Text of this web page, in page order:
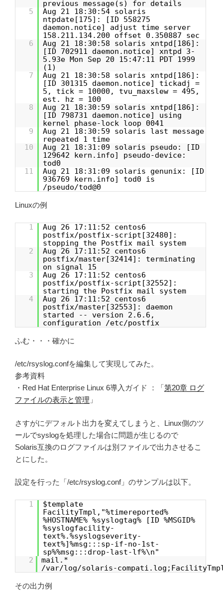
previous message(s) for details
5
Aug 21 18:30:54 solaris
ntpdate[175]: [ID 558275
daemon.notice] adjust time server
158.211.134.200 offset 0.350887 sec
6
Aug 21 18:30:58 solaris xntpd[186]:
[ID 702911 daemon.notice] xntpd 3-
5.93e Mon Sep 20 15:47:11 PDT 1999
(1)
7
Aug 21 18:30:58 solaris xntpd[186]:
[ID 301315 daemon.notice] tickadj =
5, tick = 10000, tvu_maxslew = 495,
est. hz = 100
8
Aug 21 18:30:59 solaris xntpd[186]:
[ID 798731 daemon.notice] using
kernel phase-lock loop 0041
9
Aug 21 18:30:59 solaris last message
repeated 1 time
10
Aug 21 18:31:09 solaris pseudo: [ID
129642 kern.info] pseudo-device:
tod0
11
Aug 21 18:31:09 solaris genunix: [ID
936769 kern.info] tod0 is
/pseudo/tod@0
Linuxの例
1
Aug 26 17:11:52 centos6
postfix/postfix-script[32480]:
stopping the Postfix mail system
2
Aug 26 17:11:52 centos6
postfix/master[32414]: terminating
on signal 15
3
Aug 26 17:11:52 centos6
postfix/postfix-script[32552]:
starting the Postfix mail system
4
Aug 26 17:11:52 centos6
postfix/master[32553]: daemon
started -- version 2.6.6,
configuration /etc/postfix
ふむ・・・確かに
/etc/rsyslog.confを編集して実現してみた。
参考資料
・Red Hat Enterprise Linux 6導入ガイド ：「第20章 ログ
ファイルの表示と管理 」
さすがにデフォルト出力を変えてしまうと、Linux側のツ
ールでsyslogを処理した場合に問題が生じるので
Solaris互換のログファイルは別ファイルで出力させるこ
とにした。
設定を行った「/etc/rsyslog.conf」のサンプルは以下。
1
$template
FacilityTmpl,"%timereported%
%HOSTNAME% %syslogtag% [ID %MSGID%
%syslogfacility-
text%.%syslogseverity-
text%]%msg:::sp-if-no-1st-
sp%%msg:::drop-last-lf%\n"
2
/var/log/solaris-
その出力例